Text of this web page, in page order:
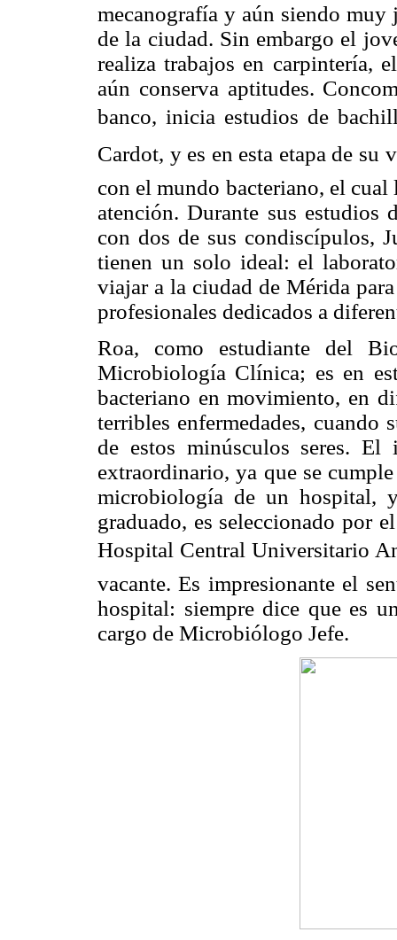
mecanografía y aún siendo muy
de la ciudad. Sin embargo el
realiza trabajos en carpintería,
aún conserva aptitudes.
banco, inicia estudios de
Cardot, y es en esta etapa de
con el mundo bacteriano, el
atención. Durante sus estudios
con dos de sus condiscípulos,
tienen un solo ideal: el
viajar a la ciudad de Mérida
profesionales dedicados a
Roa, como estudiante del
Microbiología Clínica; es en
bacteriano en movimiento, en
terribles enfermedades, cuando
de estos minúsculos seres.
extraordinario, ya que se
microbiología de un hospital,
graduado, es seleccionado por
Hospital Central Universitario
vacante. Es impresionante el
hospital: siempre dice que es
cargo de Microbiólogo Jefe.